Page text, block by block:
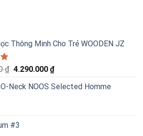
Thông Minh Cho Trẻ WOODEN JZ
₫ Giá
là:
4.290.000 ₫Giá
tại
Neck NOOS Selected Homme
#3